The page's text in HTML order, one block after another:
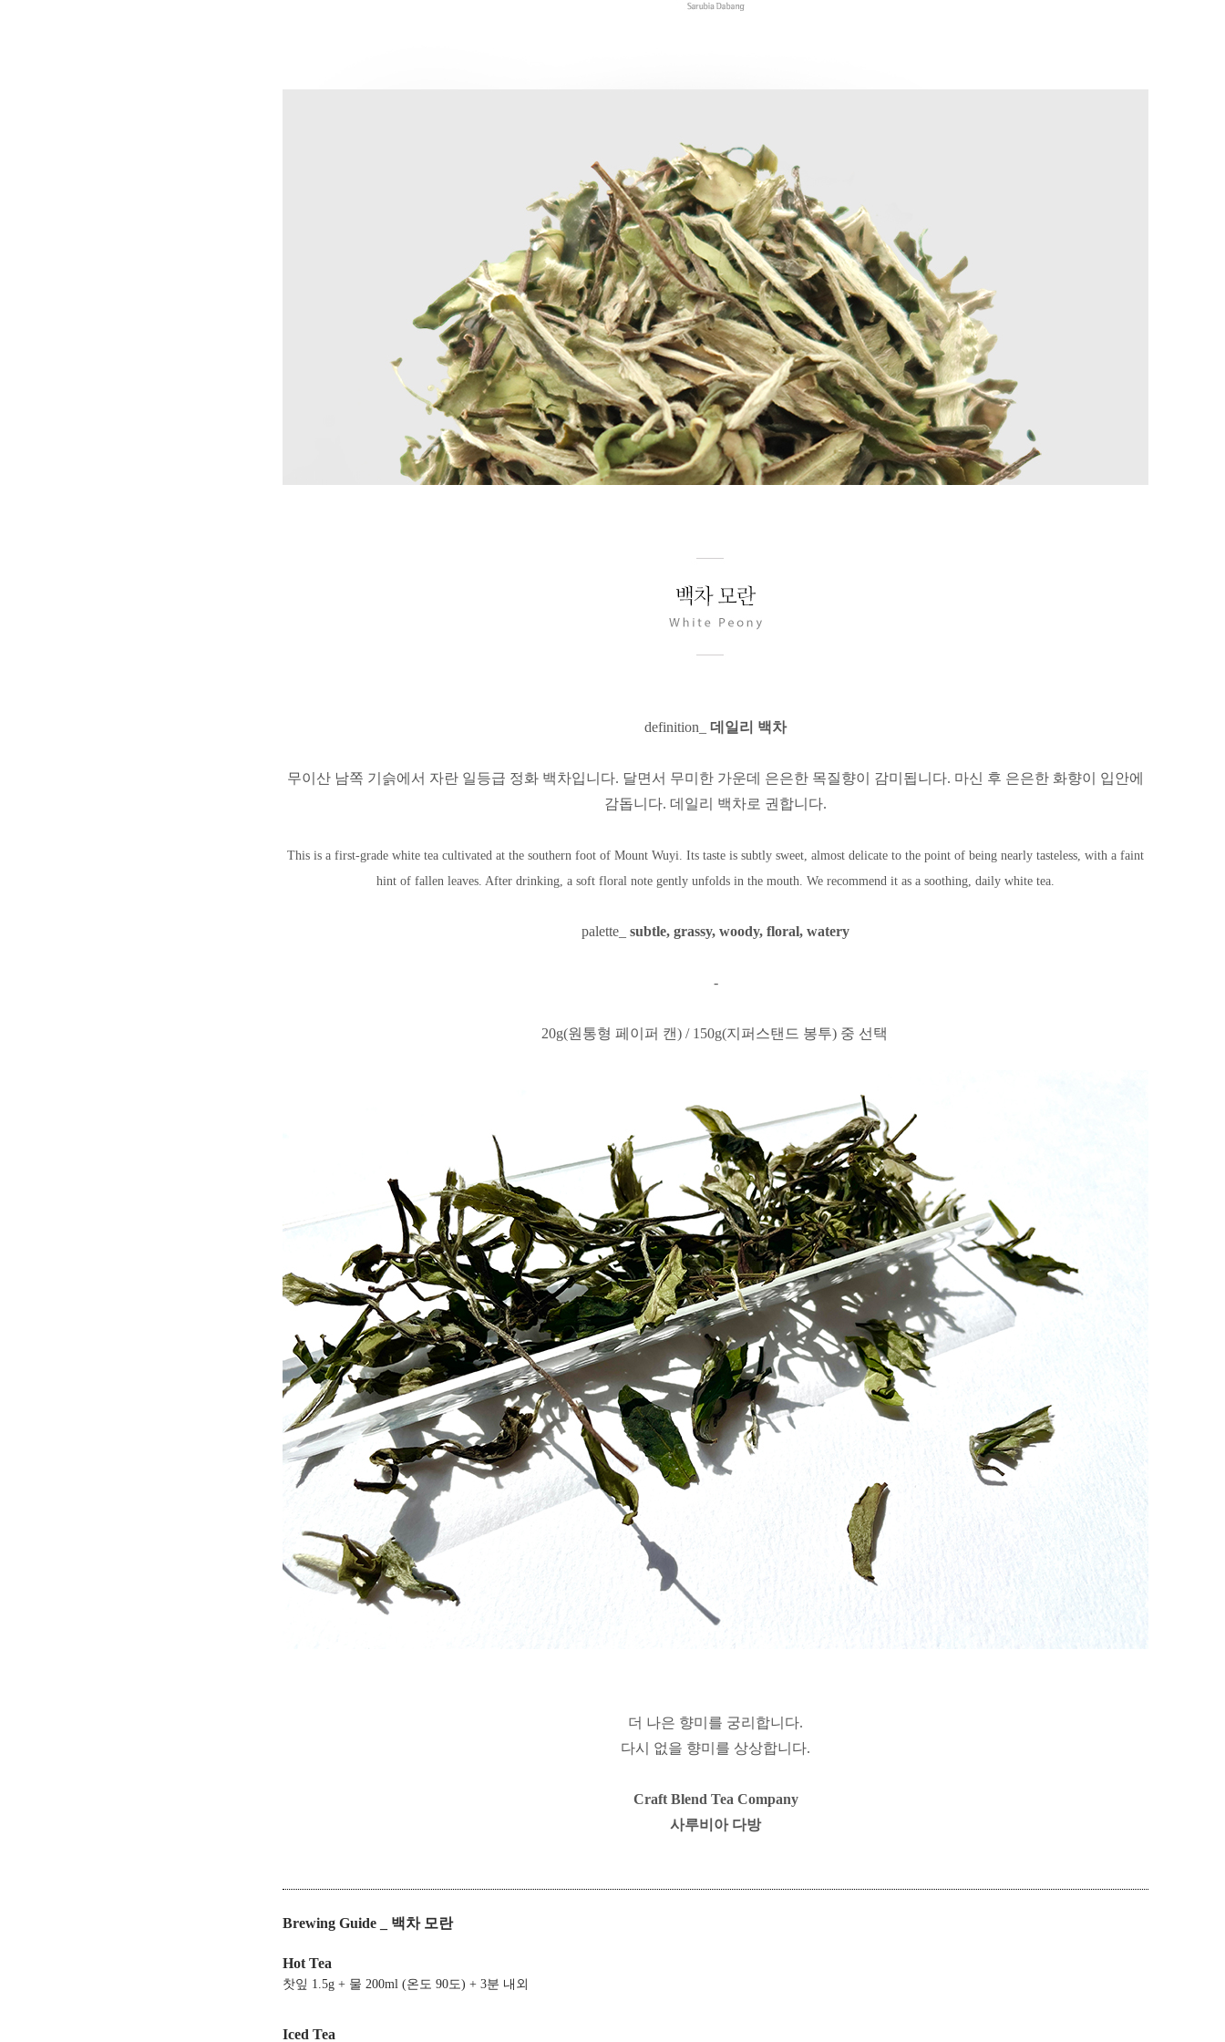
definition_ 데일리 백차
무이산 남쪽 기슭에서 자란 일등급 정화 백차입니다. 달면서 무미한 가운데 은은한 목질향이 감미됩니다. 마신 후 은은한 화향이 입안에
감돕니다. 데일리 백차로 권합니다.
This is a first-grade white tea cultivated at the southern foot of Mount Wuyi. Its taste is subtly sweet, almost delicate to the point of being nearly tasteless, with a faint
hint of fallen leaves. After drinking, a soft floral note gently unfolds in the mouth. We recommend it as a soothing, daily white tea.
palette_ subtle, grassy, woody, floral, watery
-
20g(원통형 페이퍼 캔) / 150g(지퍼스탠드 봉투) 중 선택
더 나은 향미를 궁리합니다.
다시 없을 향미를 상상합니다.
Craft Blend Tea Company
사루비아 다방
Brewing Guide _ 백차 모란
Hot Tea
찻잎 1.5g + 물 200ml (온도 90도) + 3분 내외
Iced Tea